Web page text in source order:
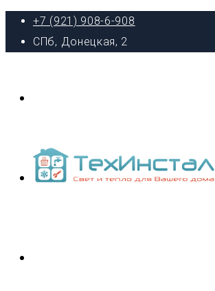
+7 (921) 908-6-908
СПб, Донецкая, 2